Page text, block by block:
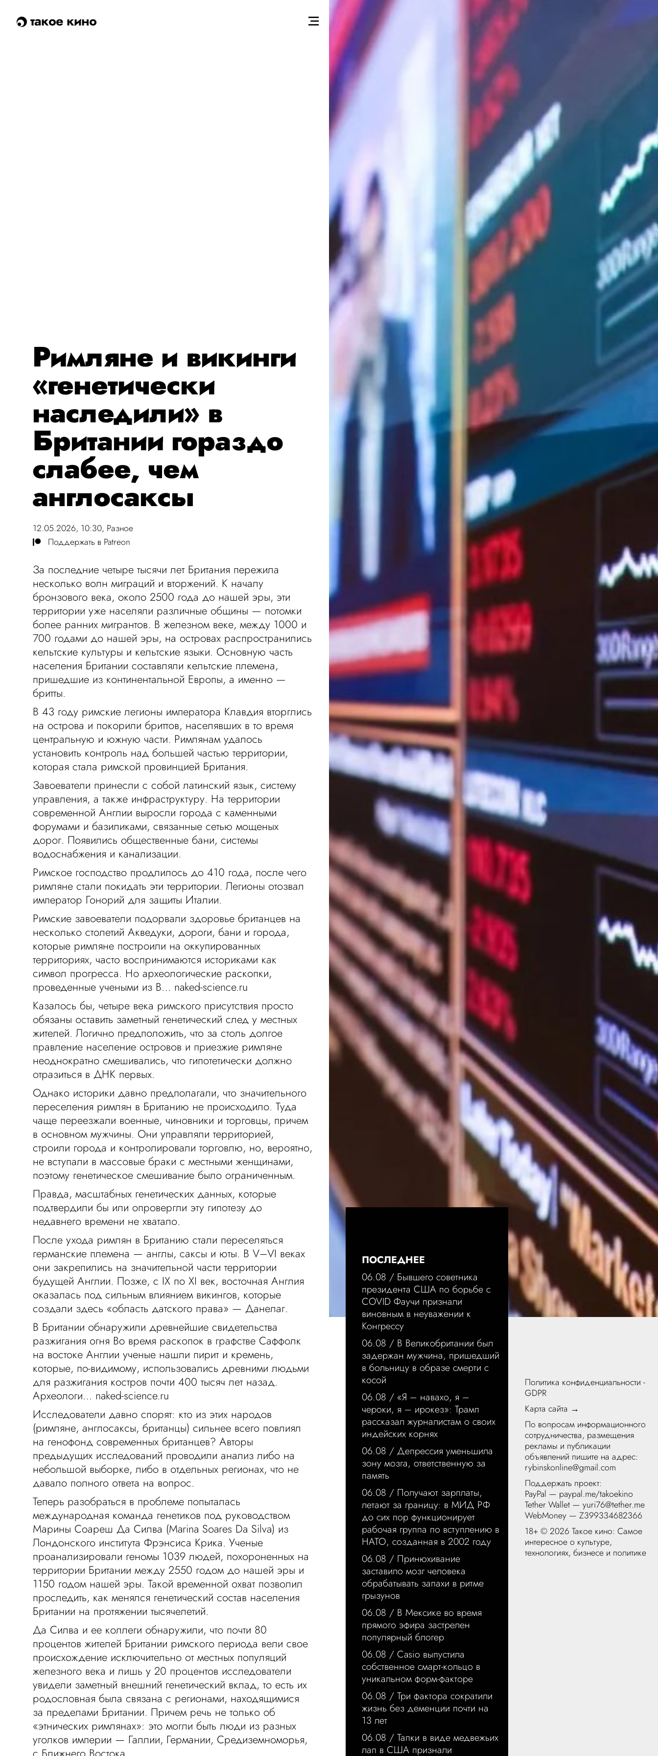
такое кино
Римляне и викинги
«генетически
наследили» в
Британии гораздо
слабее, чем
англосаксы
12.05.2026, 10:30, Разное
Поддержать в Patreon
За последние четыре тысячи лет Британия пережила
несколько волн миграций и вторжений. К началу
бронзового века, около 2500 года до нашей эры, эти
территории уже населяли различные общины — потомки
более ранних мигрантов. В железном веке, между 1000 и
700 годами до нашей эры, на островах распространились
кельтские культуры и кельтские языки. Основную часть
населения Британии составляли кельтские племена,
пришедшие из континентальной Европы, а именно —
бритты.
В 43 году римские легионы императора Клавдия вторглись
на острова и покорили бриттов, населявших в то время
центральную и южную части. Римлянам удалось
установить контроль над большей частью территории,
которая стала римской провинцией Британия.
Завоеватели принесли с собой латинский язык, систему
управления, а также инфраструктуру. На территории
современной Англии выросли города с каменными
форумами и базиликами, связанные сетью мощеных
дорог. Появились общественные бани, системы
водоснабжения и канализации.
Римское господство продлилось до 410 года, после чего
римляне стали покидать эти территории. Легионы отозвал
император Гонорий для защиты Италии.
Римские завоеватели подорвали здоровье британцев на
несколько столетий Акведуки, дороги, бани и города,
которые римляне построили на оккупированных
территориях, часто воспринимаются историками как
символ прогресса. Но археологические раскопки,
проведенные учеными из В… naked-science.ru
Казалось бы, четыре века римского присутствия просто
обязаны оставить заметный генетический след у местных
жителей. Логично предположить, что за столь долгое
правление население островов и приезжие римляне
неоднократно смешивались, что гипотетически должно
отразиться в ДНК первых.
Однако историки давно предполагали, что значительного
переселения римлян в Британию не происходило. Туда
чаще переезжали военные, чиновники и торговцы, причем
в основном мужчины. Они управляли территорией,
строили города и контролировали торговлю, но, вероятно,
не вступали в массовые браки с местными женщинами,
поэтому генетическое смешивание было ограниченным.
Правда, масштабных генетических данных, которые
подтвердили бы или опровергли эту гипотезу до
недавнего времени не хватало.
После ухода римлян в Британию стали переселяться
германские племена — англы, саксы и юты. В V–VI веках
они закрепились на значительной части территории
будущей Англии. Позже, с IX по XI век, восточная Англия
оказалась под сильным влиянием викингов, которые
создали здесь «область датского права» — Данелаг.
В Британии обнаружили древнейшие свидетельства
разжигания огня Во время раскопок в графстве Саффолк
на востоке Англии ученые нашли пирит и кремень,
которые, по-видимому, использовались древними людьми
для разжигания костров почти 400 тысяч лет назад.
Археологи… naked-science.ru
Исследователи давно спорят: кто из этих народов
(римляне, англосаксы, британцы) сильнее всего повлиял
на генофонд современных британцев? Авторы
предыдущих исследований проводили анализ либо на
небольшой выборке, либо в отдельных регионах, что не
давало полного ответа на вопрос.
Теперь разобраться в проблеме попыталась
международная команда генетиков под руководством
Марины Соареш Да Силва (Marina Soares Da Silva) из
Лондонского института Фрэнсиса Крика. Ученые
проанализировали геномы 1039 людей, похороненных на
территории Британии между 2550 годом до нашей эры и
1150 годом нашей эры. Такой временной охват позволил
проследить, как менялся генетический состав населения
Британии на протяжении тысячелетий.
Да Силва и ее коллеги обнаружили, что почти 80
процентов жителей Британии римского периода вели свое
происхождение исключительно от местных популяций
железного века и лишь у 20 процентов исследователи
увидели заметный внешний генетический вклад, то есть их
родословная была связана с регионами, находящимися
за пределами Британии. Причем речь не только об
«этнических римлянах»: это могли быть люди из разных
уголков империи — Галлии, Германии, Средиземноморья,
ПОСЛЕДНЕЕ
06.08 / Бывшего советника
президента США по борьбе с
COVID Фаучи признали
виновным в неуважении к
Конгрессу
06.08 / В Великобритании был
задержан мужчина, пришедший
в больницу в образе смерти с
косой
06.08 / «Я – навахо, я –
чероки, я – ирокез»: Трамп
рассказал журналистам о своих
индейских корнях
06.08 /Депрессия уменьшила
зону мозга, ответственную за
память
06.08 / Получают зарплаты,
летают за границу: в МИД РФ
до сих пор функционирует
рабочая группа по вступлению в
НАТО, созданная в 2002 году
06.08 / Принюхивание
заставило мозг человека
обрабатывать запахи в ритме
грызунов
06.08 / В Мексике во время
прямого эфира застрелен
популярный блогер
06.08 / Casio выпустила
собственное смарт-кольцо в
уникальном форм-факторе
06.08 /Три фактора сократили
жизнь без деменции почти на
13 лет
06.08 /Тапки в виде медвежьих
лап в США признали
Политика конфиденциальности -
GDPR
Карта сайта →
По вопросам информационного
сотрудничества, размещения
рекламы и публикации
объявлений пишите на адрес:
rybinskonline@gmail.com
Поддержать проект:
PayPal — paypal.me/takoekino
Tether Wallet — yuri76@tether.me
WebMoney — Z399334682366
18+ ©2026 Такое кино: Самое
интересное о культуре,
технологиях, бизнесе и политике